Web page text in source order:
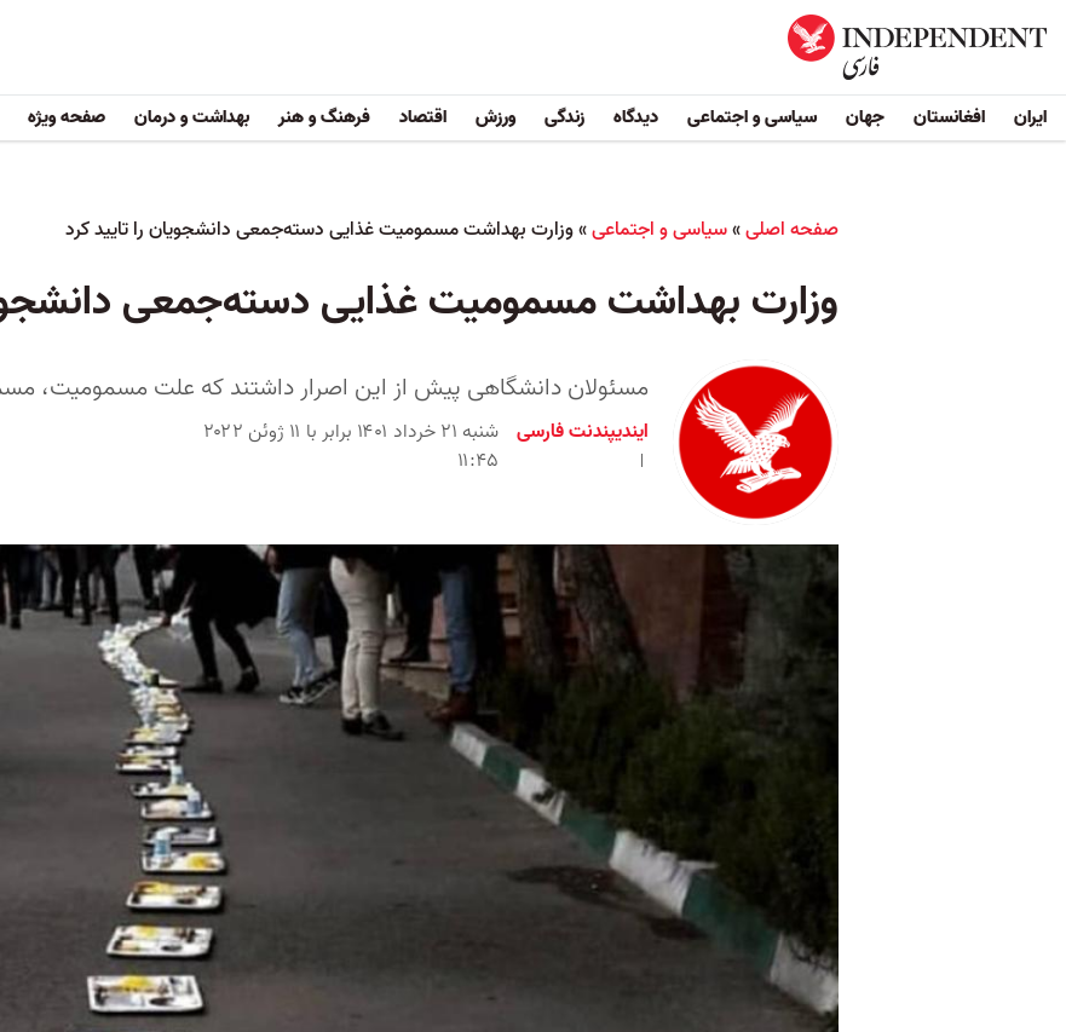
ایران افغانستان جهان سیاسی و اجتماعی دیدگاه زندگی ورزش اقتصاد فرهنگ و هنر بهداشت و درمان صفحه ویژه
صفحه اصلی»سیاسی و اجتماعی»وزارت بهداشت مسمومیت غذایی دسته‌جمعی دانشجویان را تایید کرد
وزارت بهداشت مسمومیت غذایی دسته‌جمعی
مسئولان دانشگاهی پیش از این اصرار داشتند که علت مسمومیت،
ایندیپندنت فارسی
شنبه ۲۱ خرداد ۱۴۰۱ برابر با ۱۱ ژوئن ۲۰۲۲
۱۱:۴۵